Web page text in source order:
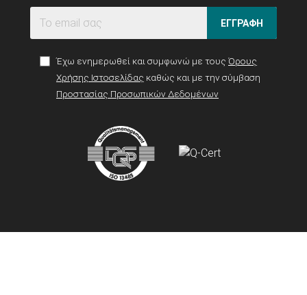
ΕΓΓΡΑΦΗ
Έχω ενημερωθεί και συμφωνώ με τους Όρους
Χρήσης Ιστοσελίδας καθώς και με την σύμβαση
Προστασίας Προσωπικών Δεδομένων